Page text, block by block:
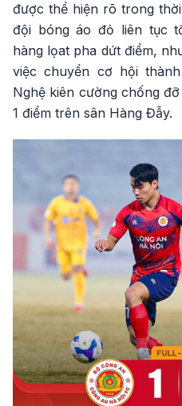
được thể hiện rõ trong
đội bóng áo đỏ liên tục
hàng lọat pha dứt điểm,
việc chuyển cơ hội
Nghệ kiên cường chống
1 điểm trên sân Hàng Đẫy.